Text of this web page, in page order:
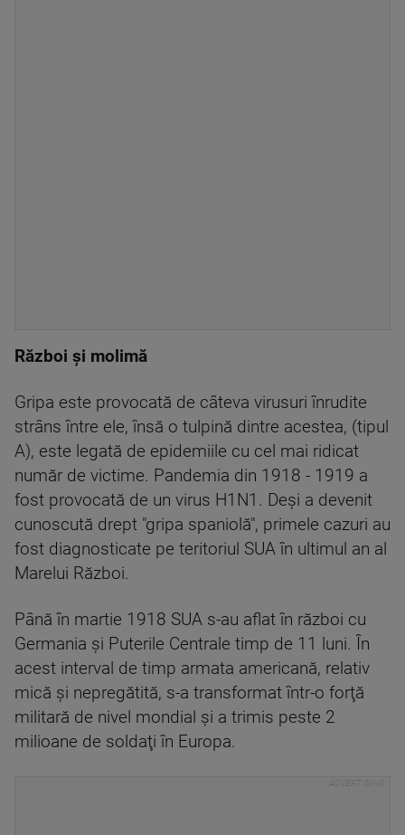
Război şi molimă
Gripa este provocată de câteva virusuri înrudite
strâns între ele, însă o tulpină dintre acestea, (tipul
A), este legată de epidemiile cu cel mai ridicat
număr de victime. Pandemia din 1918 - 1919 a
fost provocată de un virus H1N1. Deşi a devenit
cunoscută drept "gripa spaniolă", primele cazuri au
fost diagnosticate pe teritoriul SUA în ultimul an al
Marelui Război.
Până în martie 1918 SUA s-au aflat în război cu
Germania şi Puterile Centrale timp de 11 luni. În
acest interval de timp armata americană, relativ
mică şi nepregătită, s-a transformat într-o forţă
militară de nivel mondial şi a trimis peste 2
milioane de soldaţi în Europa.